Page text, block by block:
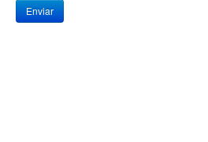
Enviar